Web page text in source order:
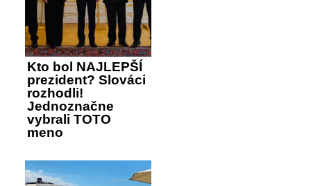
Kto bol NAJLEPŠÍ
prezident? Slováci
rozhodli!
Jednoznačne
vybrali TOTO
meno